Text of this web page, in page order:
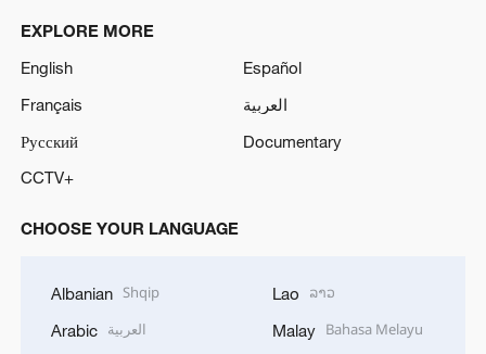
EXPLORE MORE
English
Español
Français
العربية
Русский
Documentary
CCTV+
CHOOSE YOUR LANGUAGE
Albanian Shqip
Arabic العربية
Lao ລາວ
Malay Bahasa Melayu